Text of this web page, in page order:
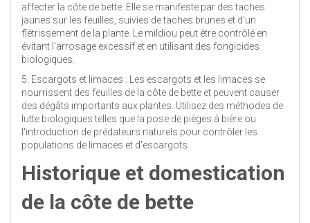
affecter la côte de bette. Elle se manifeste par des taches
jaunes sur les feuilles, suivies de taches brunes et d'un
flétrissement de la plante. Le mildiou peut être contrôlé en
évitant l'arrosage excessif et en utilisant des fongicides
biologiques.
5. Escargots et limaces : Les escargots et les limaces se
nourrissent des feuilles de la côte de bette et peuvent causer
des dégâts importants aux plantes. Utilisez des méthodes de
lutte biologiques telles que la pose de pièges à bière ou
l'introduction de prédateurs naturels pour contrôler les
populations de limaces et d'escargots.
Historique et domestication
de la côte de bette